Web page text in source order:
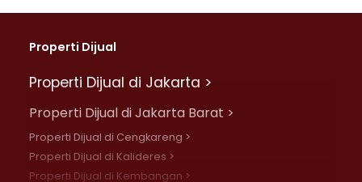
Properti Dijual
Properti Dijual di Jakarta >
Properti Dijual di Jakarta Barat >
Properti Dijual di Cengkareng >
Properti Dijual di Kalideres >
Properti Dijual di Kembangan >